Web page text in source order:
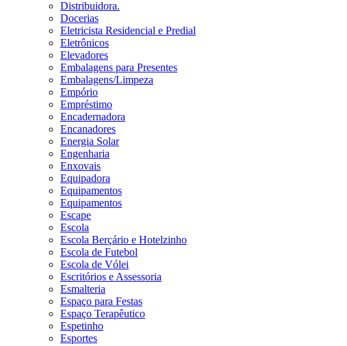
Distribuidora.
Docerias
Eletricista Residencial e Predial
Eletrônicos
Elevadores
Embalagens para Presentes
Embalagens/Limpeza
Empório
Empréstimo
Encadernadora
Encanadores
Energia Solar
Engenharia
Enxovais
Equipadora
Equipamentos
Equipamentos
Escape
Escola
Escola Berçário e Hotelzinho
Escola de Futebol
Escola de Vólei
Escritórios e Assessoria
Esmalteria
Espaço para Festas
Espaço Terapêutico
Espetinho
Esportes